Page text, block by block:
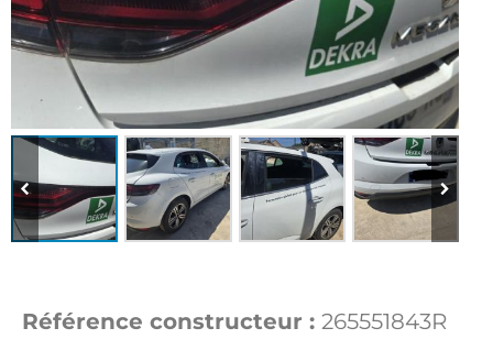
Référence constructeur : 265551843R